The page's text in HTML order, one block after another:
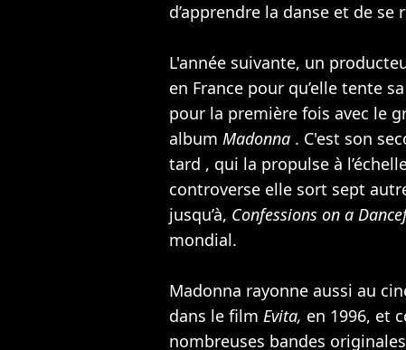
d’apprendre la danse et de
L'année suivante, un
en France pour qu’elle tente
pour la première fois avec le
album Madonna . C'est son
tard , qui la propulse à
controverse elle sort sept
jusqu’à, Confessions on a
mondial.
Madonna rayonne aussi au
dans le film Evita, en 1996, et
nombreuses bandes